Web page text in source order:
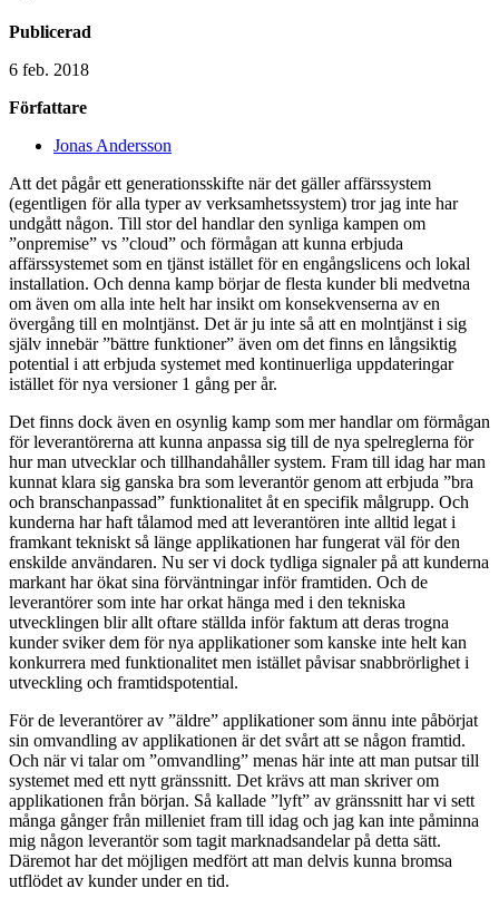
Publicerad
6 feb. 2018
Författare
Jonas Andersson
Att det pågår ett generationsskifte när det gäller affärssystem
(egentligen för alla typer av verksamhetssystem) tror jag inte har
undgått någon. Till stor del handlar den synliga kampen om
”onpremise” vs ”cloud” och förmågan att kunna erbjuda
affärssystemet som en tjänst istället för en engångslicens och lokal
installation. Och denna kamp börjar de flesta kunder bli medvetna
om även om alla inte helt har insikt om konsekvenserna av en
övergång till en molntjänst. Det är ju inte så att en molntjänst i sig
själv innebär ”bättre funktioner” även om det finns en långsiktig
potential i att erbjuda systemet med kontinuerliga uppdateringar
istället för nya versioner 1 gång per år.
Det finns dock även en osynlig kamp som mer handlar om förmågan
för leverantörerna att kunna anpassa sig till de nya spelreglerna för
hur man utvecklar och tillhandahåller system. Fram till idag har man
kunnat klara sig ganska bra som leverantör genom att erbjuda ”bra
och branschanpassad” funktionalitet åt en specifik målgrupp. Och
kunderna har haft tålamod med att leverantören inte alltid legat i
framkant tekniskt så länge applikationen har fungerat väl för den
enskilde användaren. Nu ser vi dock tydliga signaler på att kunderna
markant har ökat sina förväntningar inför framtiden. Och de
leverantörer som inte har orkat hänga med i den tekniska
utvecklingen blir allt oftare ställda inför faktum att deras trogna
kunder sviker dem för nya applikationer som kanske inte helt kan
konkurrera med funktionalitet men istället påvisar snabbrörlighet i
utveckling och framtidspotential.
För de leverantörer av ”äldre” applikationer som ännu inte påbörjat
sin omvandling av applikationen är det svårt att se någon framtid.
Och när vi talar om ”omvandling” menas här inte att man putsar till
systemet med ett nytt gränssnitt. Det krävs att man skriver om
applikationen från början. Så kallade ”lyft” av gränssnitt har vi sett
många gånger från milleniet fram till idag och jag kan inte påminna
mig någon leverantör som tagit marknadsandelar på detta sätt.
Däremot har det möjligen medfört att man delvis kunna bromsa
utflödet av kunder under en tid.